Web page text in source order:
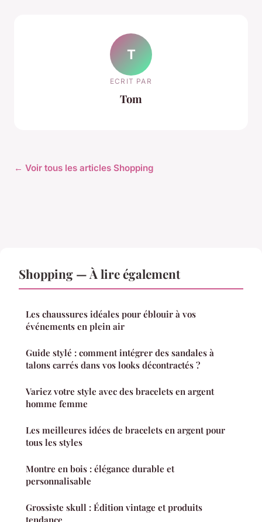
T
ECRIT PAR
Tom
← Voir tous les articles Shopping
Shopping — À lire également
Les chaussures idéales pour éblouir à vos
événements en plein air
Guide stylé : comment intégrer des sandales à
talons carrés dans vos looks décontractés ?
Variez votre style avec des bracelets en argent
homme femme
Les meilleures idées de bracelets en argent pour
tous les styles
Montre en bois : élégance durable et
personnalisable
Grossiste skull : Édition vintage et produits
tendance